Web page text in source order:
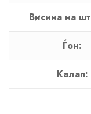
Висина на
Ѓон:
Калап: